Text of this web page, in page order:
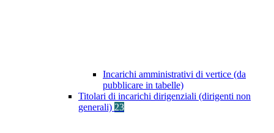
Incarichi amministrativi di vertice (da
pubblicare in tabelle)
Titolari di incarichi dirigenziali (dirigenti non
generali) 23